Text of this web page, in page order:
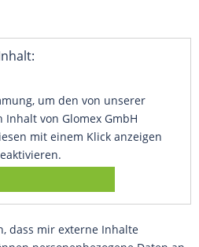
um den von unserer
von Glomex GmbH
mit einem Klick anzeigen
dass mir externe Inhalte